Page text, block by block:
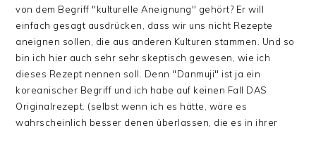
von dem Begriff "kulturelle Aneignung" gehört? Er will
einfach gesagt ausdrücken, dass wir uns nicht Rezepte
aneignen sollen, die aus anderen Kulturen stammen. Und so
bin ich hier auch sehr sehr skeptisch gewesen, wie ich
dieses Rezept nennen soll. Denn "Danmuji" ist ja ein
koreanischer Begriff und ich habe auf keinen Fall DAS
Originalrezept. (selbst wenn ich es hätte, wäre es
wahrscheinlich besser denen überlassen, die es in ihrer